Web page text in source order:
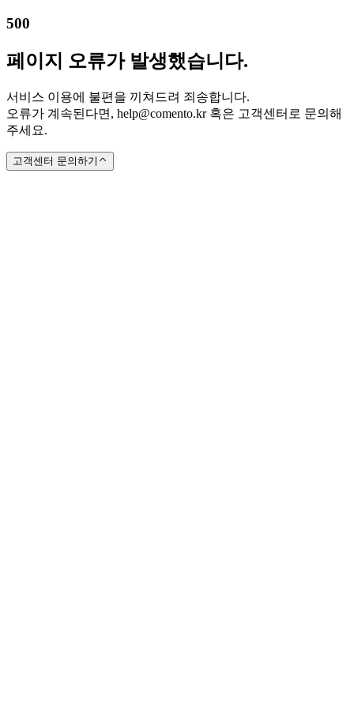
500
페이지 오류가 발생했습니다.
서비스 이용에 불편을 끼쳐드려 죄송합니다.
오류가 계속된다면, help@comento.kr 혹은 고객센터로 문의해
주세요.
고객센터 문의하기